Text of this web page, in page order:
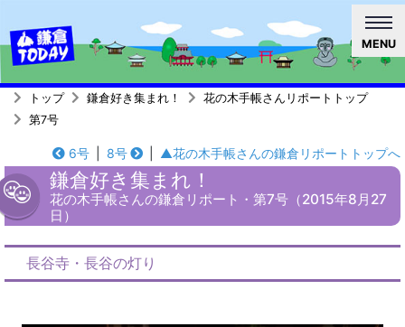
MENU
トップ 鎌倉好き集まれ！
花の木手帳さんリポートトップ
第7号
6号 8号 ▲花の木手帳さんの鎌倉リポートトップへ
鎌倉好き集まれ！
花の木手帳さんの鎌倉リポート・第7号（2015年8月27
日）
長谷寺・長谷の灯り